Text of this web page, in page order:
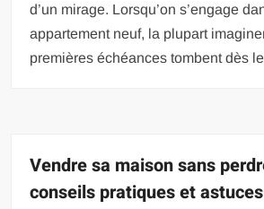
d’un mirage. Lorsqu’on s’engage
appartement neuf, la plupart
premières échéances tombent dès
Vendre sa maison sans
conseils pratiques et astuces